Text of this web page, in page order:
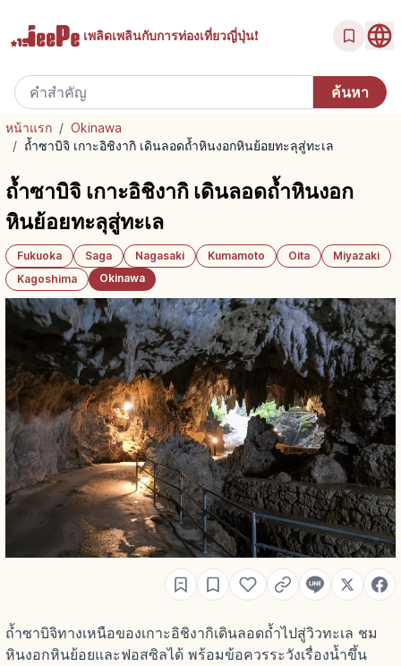
เพลิดเพลินกับการท่องเที่ยวญี่ปุ่น!
หน้าแรก / Okinawa
/ ถ้ำซาบิจิ เกาะอิชิงากิ เดินลอดถ้ำหินงอกหินย้อยทะลุสู่ทะเล
ถ้ำซาบิจิ เกาะอิชิงากิ เดินลอดถ้ำหินงอก
หินย้อยทะลุสู่ทะเล
Fukuoka Saga Nagasaki Kumamoto Oita
Miyazaki
Kagoshima
Okinawa
ถ้ำซาบิจิทางเหนือของเกาะอิชิงากิเดินลอดถ้ำไปสู่วิวทะเล ชม
หินงอกหินย้อยและฟอสซิลได้ พร้อมข้อควรระวังเรื่องน้ำขึ้น